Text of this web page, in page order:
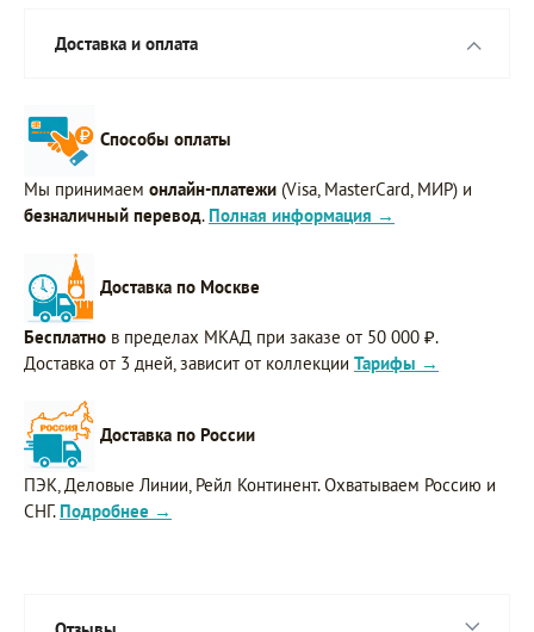
Доставка и оплата
Способы оплаты
Мы принимаем онлайн-платежи (Visa, MasterCard, МИР) и
безналичный перевод. Полная информация →
Доставка по Москве
Бесплатно в пределах МКАД при заказе от 50 000 ₽.
Доставка от 3 дней, зависит от коллекции Тарифы →
Доставка по России
ПЭК, Деловые Линии, Рейл Континент. Охватываем Россию и
СНГ. Подробнее →